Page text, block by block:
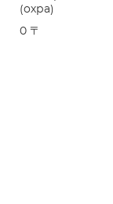
(охра)
0 〒